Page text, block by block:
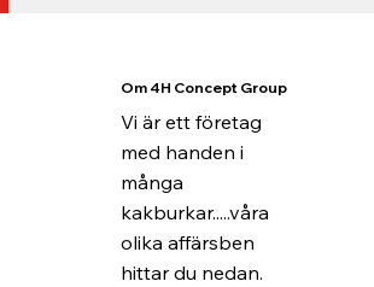
Om 4H Concept Group
Vi är ett företag
med handen i
många
kakburkar.....våra
olika affärsben
hittar du nedan.